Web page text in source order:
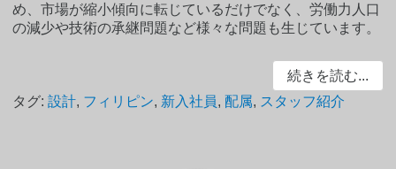
め、市場が縮小傾向に転じているだけでなく、労働力人口
の減少や技術の承継問題など様々な問題も生じています。
続きを読む...
タグ:設計, フィリピン, 新入社員, 配属, スタッフ紹介